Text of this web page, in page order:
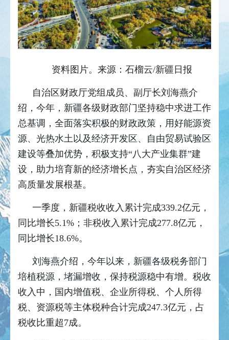
资料图片。来源：石榴云/新疆日报
自治区财政厅党组成员、副厅长刘海燕介
绍，今年，新疆各级财政部门坚持稳中求进工作
总基调，全面落实积极的财政政策，用好能源资
源、光热水土以及经济开发区、自由贸易试验区
建设等叠加优势，积极支持“八大产业集群”建
设，助力培育新的经济增长点，夯实自治区经济
高质量发展根基。
一季度，新疆税收收入累计完成339.2亿元，
同比增长5.1%；非税收入累计完成277.8亿元，
同比增长18.6%。
刘海燕介绍，今年以来，新疆各级税务部门
培植税源，堵漏增收，保持税源稳中有增。税收
收入中，国内增值税、企业所得税、个人所得
税、资源税等主体税种合计完成247.3亿元，占
税收比重超7成。